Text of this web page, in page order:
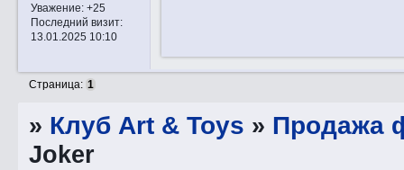
Уважение: +25
Последний визит:
13.01.2025 10:10
Страница: 1
» Клуб Art & Toys » Продажа
Joker